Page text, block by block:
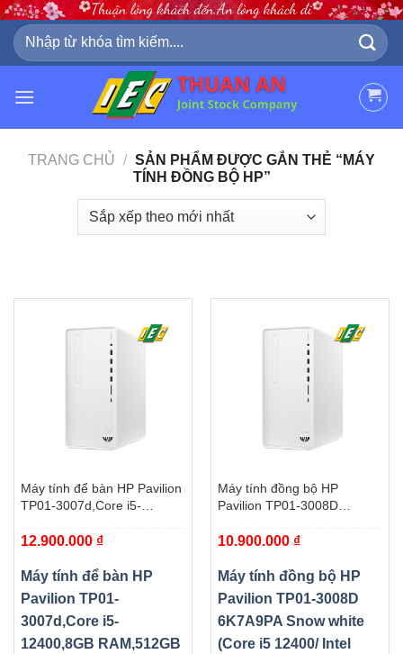
Skip
content
Tìm
kiếm:
TRANG CHỦ / SẢN PHẨM ĐƯỢC GẮN THẺ “MÁY
TÍNH ĐỒNG BỘ HP”
Máy tính để bàn HP Pavilion
TP01-3007d,Core i5-
SSD,Intel Graphics,Wlan
Mouse,Win11 Home
64,Snow White,1Y
12.900.000 ₫
Máy tính để bàn HP
Pavilion TP01-
3007d,Core i5-
12400,8GB RAM,512GB
Máy tính đồng bộ HP
Pavilion TP01-3008D
i5 12400/ Intel H670/ 8GB/
Graphics 730/ Windows 11
Home)
10.900.000 ₫
Máy tính đồng bộ HP
Pavilion TP01-3008D
6K7A9PA Snow white
(Core i5 12400/ Intel